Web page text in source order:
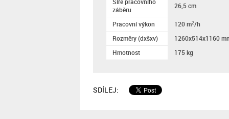
záběru
26,5 cm
Pracovní výkon 120 m2/h
Rozměry (dxšxv)
1260x514x1160
Hmotnost
175 kg
SDÍLEJ: